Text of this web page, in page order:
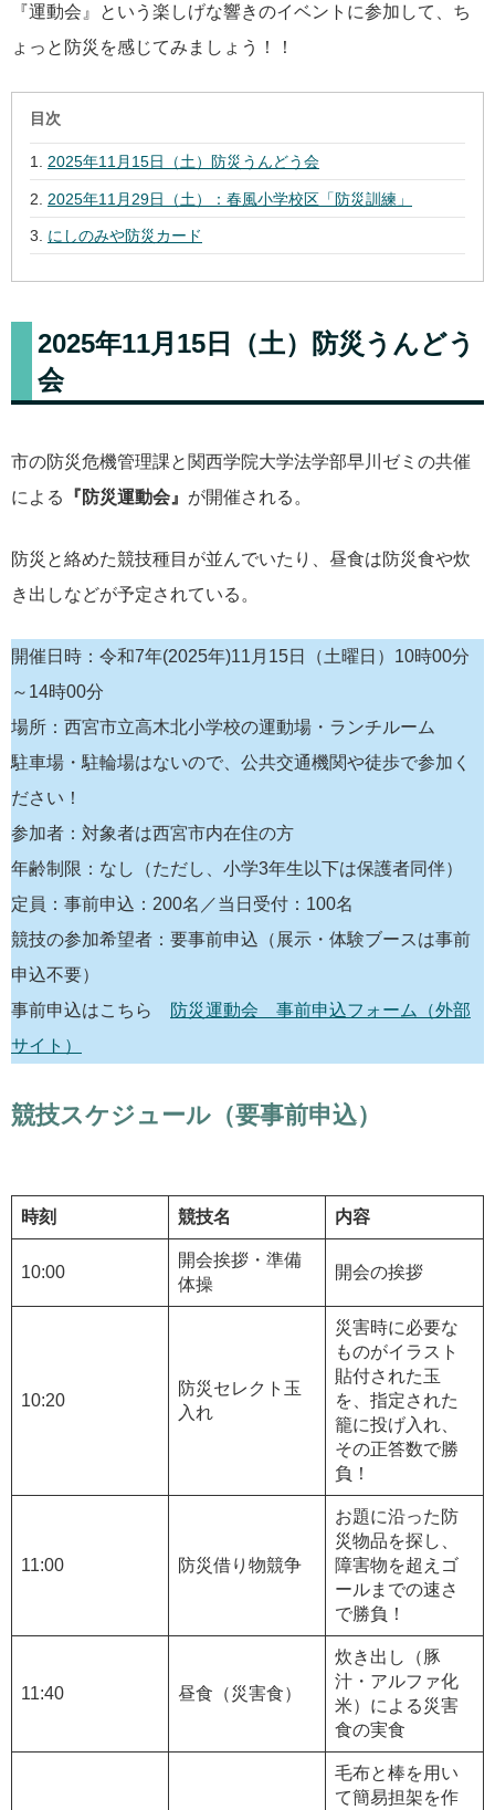
『運動会』という楽しげな響きのイベントに参加して、ち
ょっと防災を感じてみましょう！！
目次
2025年11月15日（土）防災うんどう会
2025年11月29日（土）：春風小学校区「防災訓練」
にしのみや防災カード
2025年11月15日（土）防災うんどう
会
市の防災危機管理課と関西学院大学法学部早川ゼミの共催
による
『防災運動会』 が開催される。
防災と絡めた競技種目が並んでいたり、昼食は防災食や炊
き出しなどが予定されている。
開催日時：令和7年(2025年)11月15日（土曜日）10時00分
～14時00分
場所：西宮市立高木北小学校の運動場・ランチルーム
駐車場・駐輪場はないので、公共交通機関や徒歩で参加く
ださい！
参加者：対象者は西宮市内在住の方
年齢制限：なし（ただし、小学3年生以下は保護者同伴）
定員：事前申込：200名／当日受付：100名
競技の参加希望者：要事前申込（展示・体験ブースは事前
申込不要）
事前申込はこちら
防災運動会 事前申込フォーム（外部
サイト）
競技スケジュール（要事前申込）
時刻 競技名 内容
10:00
開会挨拶・準備
体操
開会の挨拶
10:20
防災セレクト玉
入れ
災害時に必要な
ものがイラスト
貼付された玉
を、指定された
籠に投げ入れ、
その正答数で勝
負！
11:00 防災借り物競争
お題に沿った防
災物品を探し、
障害物を超えゴ
ールまでの速さ
で勝負！
11:40 昼食（災害食）
炊き出し（豚
汁・アルファ化
米）による災害
食の実食
毛布と棒を用い
て簡易担架を作